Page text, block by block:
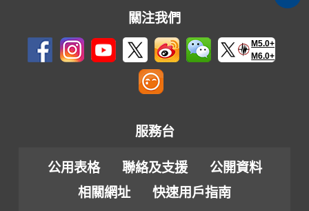
關注我們
M5.0+
M6.0+
服務台
公用表格 聯絡及支援
公開資料
相關網址
快速用戶指南